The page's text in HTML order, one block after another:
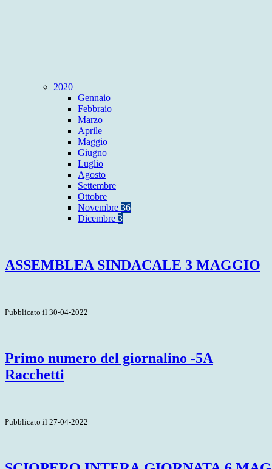
2020
Gennaio
Febbraio
Marzo
Aprile
Maggio
Giugno
Luglio
Agosto
Settembre
Ottobre
Novembre 36
Dicembre 3
ASSEMBLEA SINDACALE 3 MAGGIO
Pubblicato il 30-04-2022
Primo numero del giornalino -5A
Racchetti
Pubblicato il 27-04-2022